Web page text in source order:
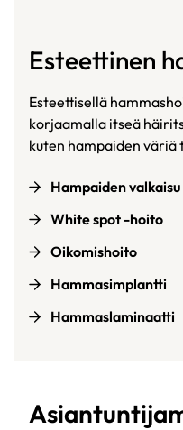
Esteettinen
Esteettisellä
korjaamalla itseä
kuten hampaiden väriä
Hampaiden valkaisu
White spot -hoito
Oikomishoito
Hammasimplantti
Hammaslaminaatti